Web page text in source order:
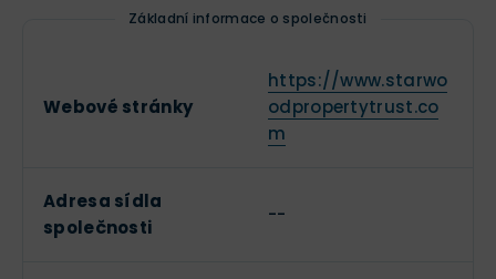
Základní informace o společnosti
Webové stránky
https://www.starwo
odpropertytrust.co
m
Adresa sídla
společnosti
--